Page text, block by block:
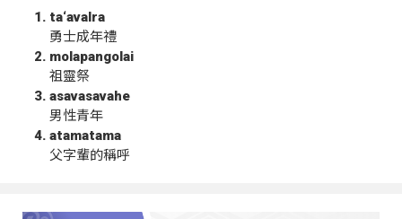
ta‘avalra
勇士成年禮
molapangolai
祖靈祭
asavasavahe
男性青年
atamatama
父字輩的稱呼